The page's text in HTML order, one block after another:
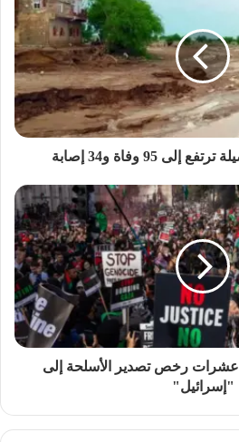
95 وفاة و34 إصابة
عشرات رخص تصدير الأسلحة إلى
"إسرائيل"